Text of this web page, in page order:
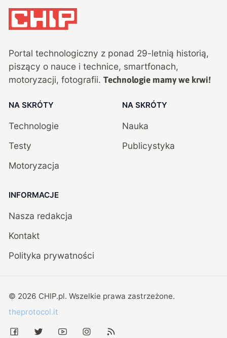
Portal technologiczny z ponad 29-letnią historią,
piszący o nauce i technice, smartfonach,
motoryzacji, fotografii. Technologie mamy we krwi!
NA SKRÓTY
Technologie
Testy
Motoryzacja
NA SKRÓTY
Nauka
Publicystyka
INFORMACJE
Nasza redakcja
Kontakt
Polityka prywatności
© 2026 CHIP.pl. Wszelkie prawa zastrzeżone.
theprotocol.it